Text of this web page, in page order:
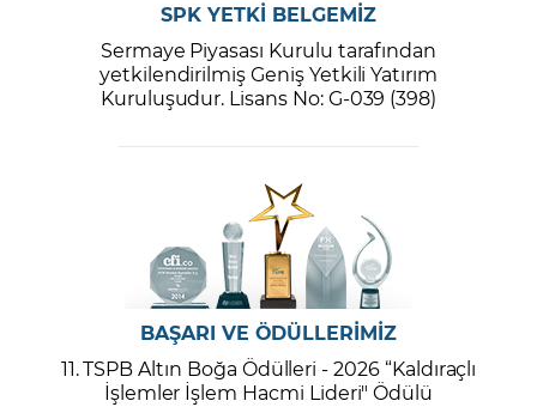
SPK YETKİ BELGEMİZ
Sermaye Piyasası Kurulu tarafından
yetkilendirilmiş Geniş Yetkili Yatırım
Kuruluşudur. Lisans No: G-039 (398)
BAŞARI VE ÖDÜLLERİMİZ
11. TSPB Altın Boğa Ödülleri - 2026 “Kaldıraçlı
İşlemler İşlem Hacmi Lideri" Ödülü